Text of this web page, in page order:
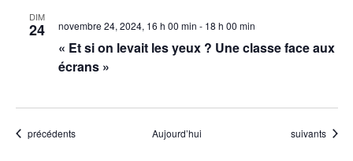
DIM
24
« Et si on levait les yeux ? Une classe face aux
écrans »
novembre 24, 2024, 16 h 00 min - 18 h 00 min
Évènements
précédents Aujourd’hui Évènements
suivants